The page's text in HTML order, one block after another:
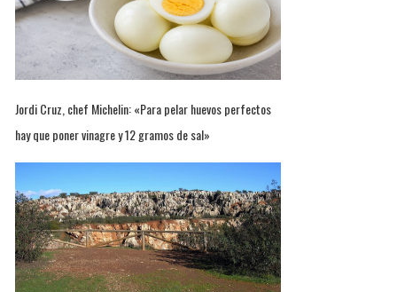
Jordi Cruz, chef Michelin: «Para pelar huevos perfectos
hay que poner vinagre y 12 gramos de sal»